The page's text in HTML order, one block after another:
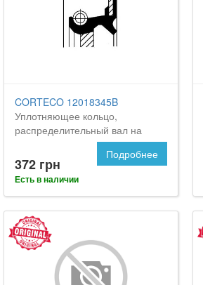
CORTECO 12018345B
Уплотняющее кольцо,
распределительный вал на
372 грн
Есть в наличии
Подробнее